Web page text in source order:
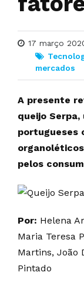
17 março
mercados
A presente
queijo
portugueses
pelos
Por: Helena
Maria Teresa
Martins, João
Pintado